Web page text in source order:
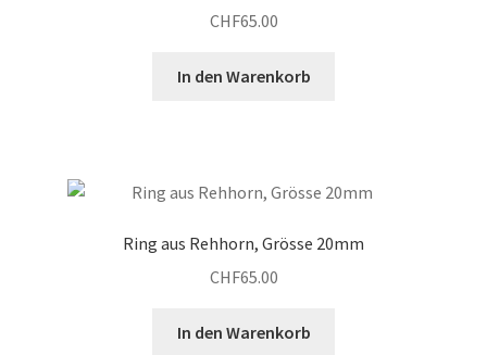
CHF65.00
In den Warenkorb
Ring aus Rehhorn, Grösse 20mm
CHF65.00
In den Warenkorb